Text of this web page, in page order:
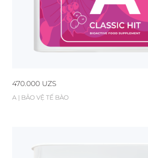
470.000 UZS
А | BẢO VỆ TẾ BÀO